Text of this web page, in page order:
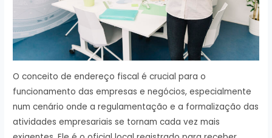
O conceito de endereço fiscal é crucial para o
funcionamento das empresas e negócios, especialmente
num cenário onde a regulamentação e a formalização das
atividades empresariais se tornam cada vez mais